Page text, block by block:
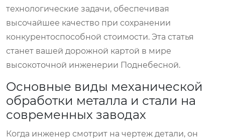
технологические задачи, обеспечивая
высочайшее качество при сохранении
конкурентоспособной стоимости. Эта статья
станет вашей дорожной картой в мире
высокоточной инженерии Поднебесной.
Основные виды механической
обработки металла и стали на
современных заводах
Когда инженер смотрит на чертеж детали, он